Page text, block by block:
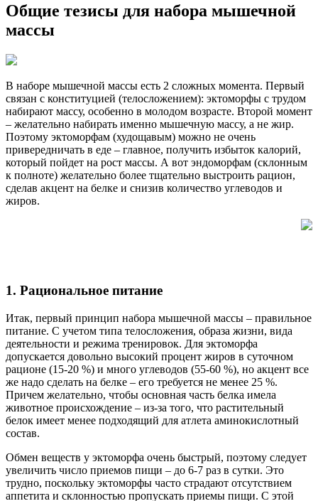
Общие тезисы для набора мышечной
массы
В наборе мышечной массы есть 2 сложных момента. Первый
связан с конституцией (телосложением): эктоморфы с трудом
набирают массу, особенно в молодом возрасте. Второй момент
– желательно набирать именно мышечную массу, а не жир.
Поэтому эктоморфам (худощавым) можно не очень
привередничать в еде – главное, получить избыток калорий,
который пойдет на рост массы. А вот эндоморфам (склонным
к полноте) желательно более тщательно выстроить рацион,
сделав акцент на белке и снизив количество углеводов и
жиров.
1. Рациональное питание
Итак, первый принцип набора мышечной массы – правильное
питание. С учетом типа телосложения, образа жизни, вида
деятельности и режима тренировок. Для эктоморфа
допускается довольно высокий процент жиров в суточном
рационе (15-20 %) и много углеводов (55-60 %), но акцент все
же надо сделать на белке – его требуется не менее 25 %.
Причем желательно, чтобы основная часть белка имела
животное происхождение – из-за того, что растительный
белок имеет менее подходящий для атлета аминокислотный
состав.
Обмен веществ у эктоморфа очень быстрый, поэтому следует
увеличить число приемов пищи – до 6-7 раз в сутки. Это
трудно, поскольку эктоморфы часто страдают отсутствием
аппетита и склонностью пропускать приемы пищи. С этой